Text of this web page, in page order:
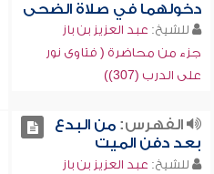
دخولهما في صلاة الضحى
للشيخ: عبد العزيز بن باز
جزء من محاضرة ( فتاوى نور
على الدرب (307))
الفهرس:من البدع
بعد دفن الميت
للشيخ: عبد العزيز بن باز